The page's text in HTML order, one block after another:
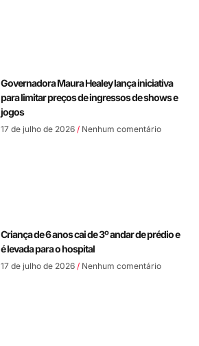
Governadora Maura Healey lança iniciativa
para limitar preços de ingressos de shows e
jogos
17 de julho de 2026 Nenhum comentário
Criança de 6 anos cai de 3º andar de prédio e
é levada para o hospital
17 de julho de 2026 Nenhum comentário